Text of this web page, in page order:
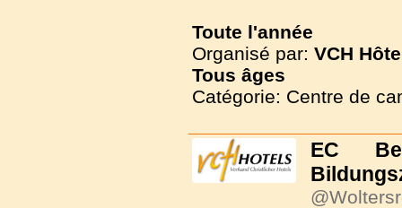
Toute l'année
Organisé par: VCH
Tous âges
Catégorie: Centre de
EC